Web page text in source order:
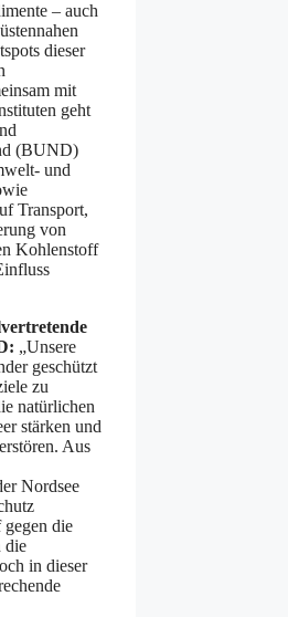
– auch
dieser
mit
geht
(BUND)
und
Transport,
von
Kohlenstoff
„Unsere
geschützt
zu
natürlichen
stärken und
Aus
Nordsee
die
die
in dieser